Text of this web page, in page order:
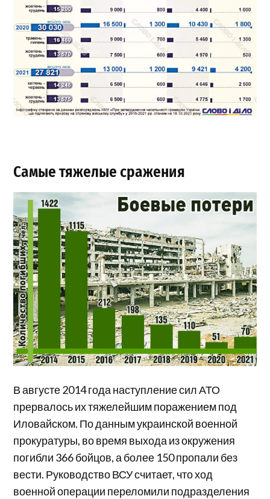
Самые тяжелые сражения
В августе 2014 года наступление сил АТО
прервалось их тяжелейшим поражением под
Иловайском. По данным украинской военной
прокуратуры, во время выхода из окружения
погибли 366 бойцов, а более 150 пропали без
вести. Руководство ВСУ считает, что ход
военной операции переломили подразделения